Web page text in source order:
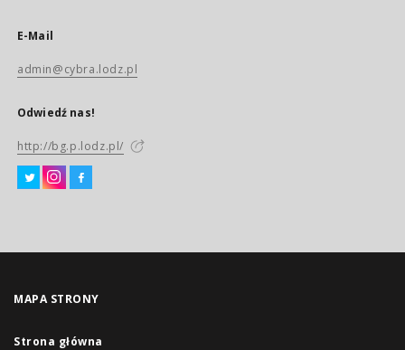
E-Mail
admin@cybra.lodz.pl
Odwiedź nas!
http://bg.p.lodz.pl/
MAPA STRONY
Strona główna